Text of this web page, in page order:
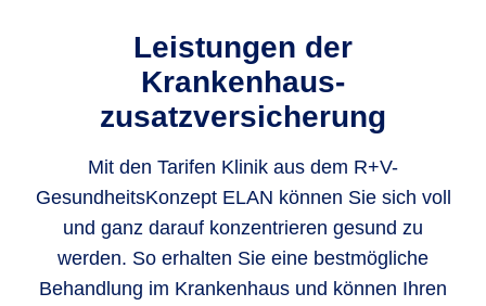
Leistungen der
Krankenhaus­
zusatzversicherung
Mit den Tarifen Klinik aus dem R+V-
GesundheitsKonzept ELAN können Sie sich voll
und ganz darauf konzentrieren gesund zu
werden. So erhalten Sie eine bestmögliche
Behandlung im Krankenhaus und können Ihren